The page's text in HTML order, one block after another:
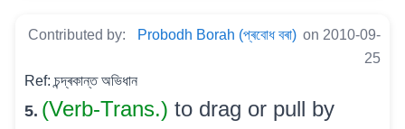
Contributed by: Probodh Borah (প্ৰবোধ বৰা) on 2010-09-
25
Ref: চন্দ্ৰকান্ত অভিধান
5. (Verb-Trans.) to drag or pull by